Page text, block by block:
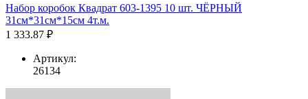
Набор коробок Квадрат 603-1395 10 шт. ЧЁРНЫЙ
31см*31см*15см 4т.м.
1 333.87 ₽
Артикул:
26134